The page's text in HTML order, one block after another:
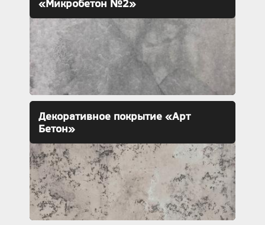
«Микробетон №2»
Декоративное покрытие «Арт
Бетон»